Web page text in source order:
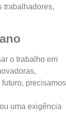
trabalhadores,
o trabalho em
precisamos
uma exigência